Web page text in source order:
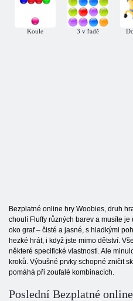
Koule 3 v řadě
Bezplatné online hry Woobies, druh
choulí Fluffy různých barev a musíte
oko graf – čisté a jasné, s hladkými
hezké hrát, i když jste mimo dětství.
některé specifické vlastnosti. Ale
kroků. Výbušné prvky schopné zničit
pomáhá při zoufalé kombinacích.
Poslední Bezplatné